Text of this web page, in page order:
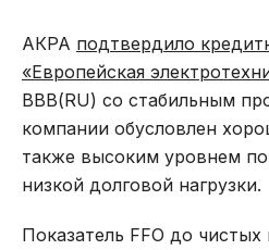
АКРА подтвердило
«Европейская
ВВВ(RU) со стабильным
компании обусловлен
также высоким уровнем
низкой долговой нагрузки.
Показатель FFO до